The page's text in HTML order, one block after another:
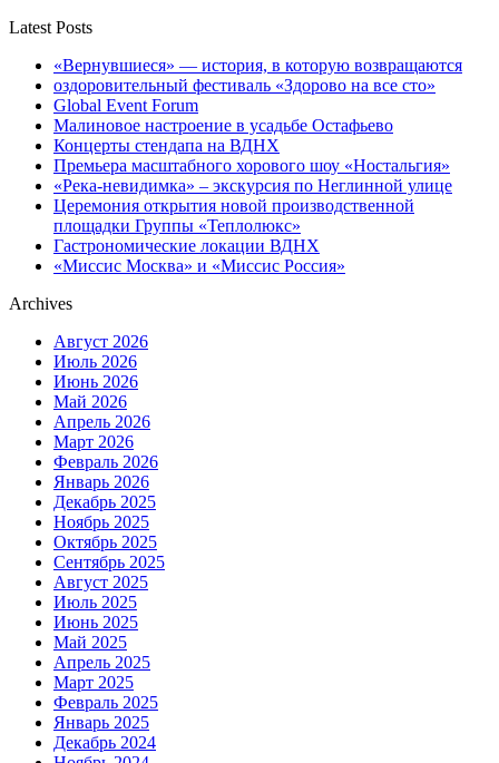
Latest Posts
«Вернувшиеся» — история, в которую возвращаются
оздоровительный фестиваль «Здорово на все сто»
Global Event Forum
Малиновое настроение в усадьбе Остафьево
Концерты стендапа на ВДНХ
Премьера масштабного хорового шоу «Ностальгия»
«Река-невидимка» – экскурсия по Неглинной улице
Церемония открытия новой производственной
площадки Группы «Теплолюкс»
Гастрономические локации ВДНХ
«Миссис Москва» и «Миссис Россия»
Archives
Август 2026
Июль 2026
Июнь 2026
Май 2026
Апрель 2026
Март 2026
Февраль 2026
Январь 2026
Декабрь 2025
Ноябрь 2025
Октябрь 2025
Сентябрь 2025
Август 2025
Июль 2025
Июнь 2025
Май 2025
Апрель 2025
Март 2025
Февраль 2025
Январь 2025
Декабрь 2024